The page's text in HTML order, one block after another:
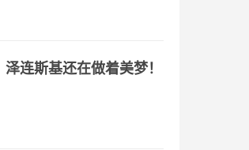
连斯基还在做着美梦！